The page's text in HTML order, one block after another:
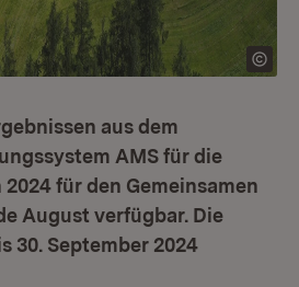
aus dem
AMS für die
für den Gemeinsamen
August verfügbar. Die
30. September 2024